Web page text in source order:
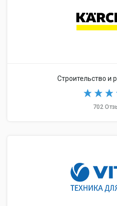
Строительство и
702